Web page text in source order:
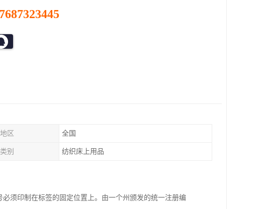
区 全国
别 纺织床上用品
须印制在标签的固定位置上。由一个州颁发的统一注册编